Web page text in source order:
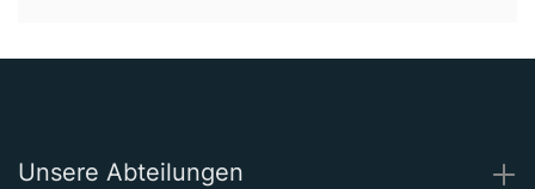
Unsere Abteilungen